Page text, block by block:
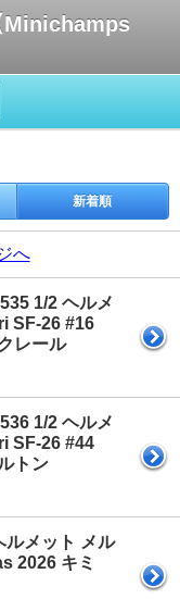
Minichamps
新着順
へ
1/2 ヘルメ
SF-26 #16
レール
1/2 ヘルメ
SF-26 #44
トン
ルメット メル
2026 キミ